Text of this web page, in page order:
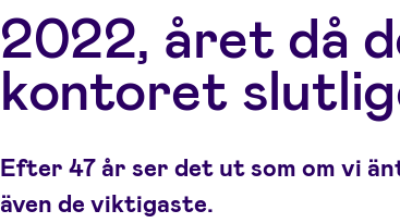
2022, året då
kontoret
Efter 47 år ser det ut som om vi
även de viktigaste.